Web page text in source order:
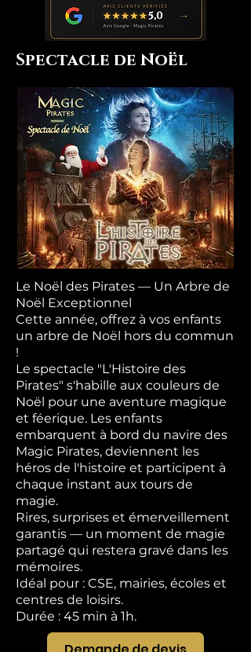
Spectacle de Noël
Le Noël des Pirates — Un Arbre de
Noël Exceptionnel
Cette année, offrez à vos enfants
un arbre de Noël hors du commun
!
Le spectacle "L'Histoire des
Pirates" s'habille aux couleurs de
Noël pour une aventure magique
et féerique. Les enfants
embarquent à bord du navire des
Magic Pirates, deviennent les
héros de l'histoire et participent à
chaque instant aux tours de
magie.
Rires, surprises et émerveillement
garantis — un moment de magie
partagé qui restera gravé dans les
mémoires.
Idéal pour : CSE, mairies, écoles et
centres de loisirs.
Durée : 45 min à 1h.